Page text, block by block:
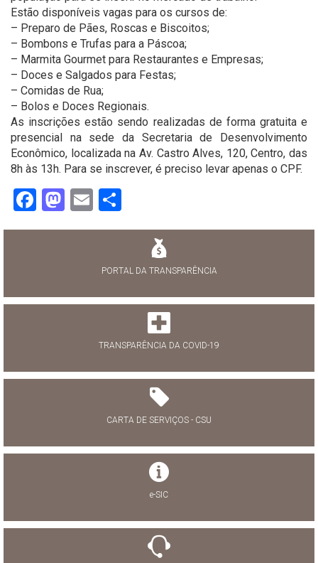
Estão disponíveis vagas para os cursos de:
– Preparo de Pães, Roscas e Biscoitos;
– Bombons e Trufas para a Páscoa;
– Marmita Gourmet para Restaurantes e Empresas;
– Doces e Salgados para Festas;
– Comidas de Rua;
– Bolos e Doces Regionais.
As inscrições estão sendo realizadas de forma gratuita e
presencial na sede da Secretaria de Desenvolvimento
Econômico, localizada na Av. Castro Alves, 120, Centro, das
8h às 13h. Para se inscrever, é preciso levar apenas o CPF.
Facebook
Mastodon
Email
PORTAL DA TRANSPARÊNCIA
TRANSPARÊNCIA DA COVID-19
CARTA DE SERVIÇOS - CSU
e-SIC